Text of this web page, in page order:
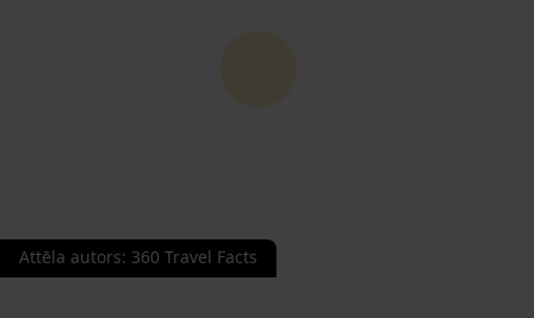
Attēla autors: 360 Travel Facts